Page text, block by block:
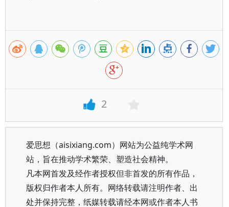
2
爱思想（aisixiang.com）网站为公益纯学术网
站，旨在推动学术繁荣、塑造社会精神。
凡本网首发及经作者授权但非首发的所有作品，
版权归作者本人所有。网络转载请注明作者、出
处并保持完整，纸媒转载请经本网或作者本人书